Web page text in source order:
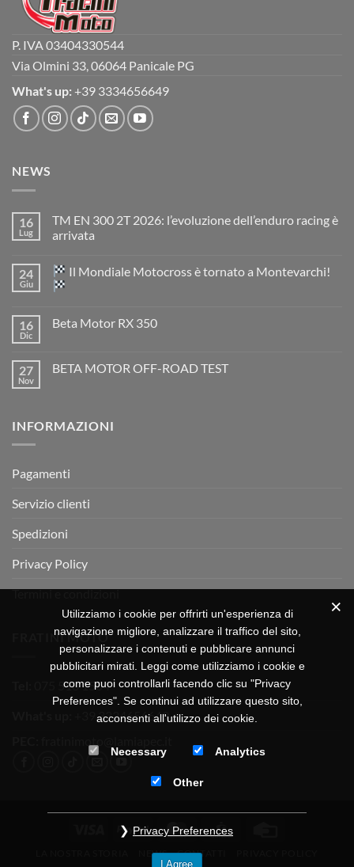
P. IVA 03404330544
Via Olmini 33, 06064 Panicale PG
What's up: +39 3334656649
NEWS
16
Lug
TM EN 300 2T 2026: l’evoluzione dell’enduro racing è
arrivata
su
TM
EN
2026:
è
arrivata
24
Giu
Il Mondiale Motocross è tornato a Montevarchi!
su
Motocross
è
16
Dic
Beta Motor RX 350
Beta
27
Nov
BETA MOTOR OFF-ROAD TEST
MOTOR
INFORMAZIONI
Pagamenti
Servizio clienti
Spedizioni
Privacy Policy
Termini e condizioni
FRATINI MOTO
075 518 1504
+39 3334656649
Visa PayPal MasterCard
NEWS CONTATTI
Utilizziamo i cookie per offrirti un'esperienza di
navigazione migliore, analizzare il traffico del sito,
personalizzare i contenuti e pubblicare annunci
pubblicitari mirati. Leggi come utilizziamo i cookie e
come puoi controllarli facendo clic su "Privacy
Preferences". Se continui ad utilizzare questo sito,
acconsenti all'utilizzo dei cookie.
Necessary Analytics
Other
Privacy Preferences
I Agree